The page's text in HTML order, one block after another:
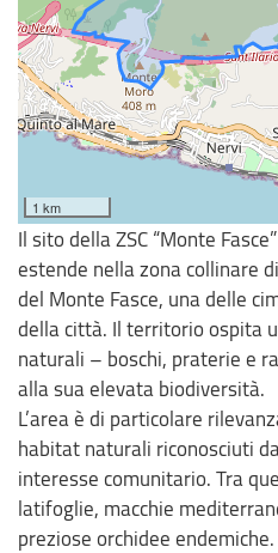
1 km
Il sito della ZSC “Monte
estende nella zona collinare
del Monte Fasce, una delle
della città. Il territorio ospita
naturali – boschi, praterie e
alla sua elevata biodiversità.
L’area è di particolare
habitat naturali riconosciuti
interesse comunitario. Tra
latifoglie, macchie
preziose orchidee